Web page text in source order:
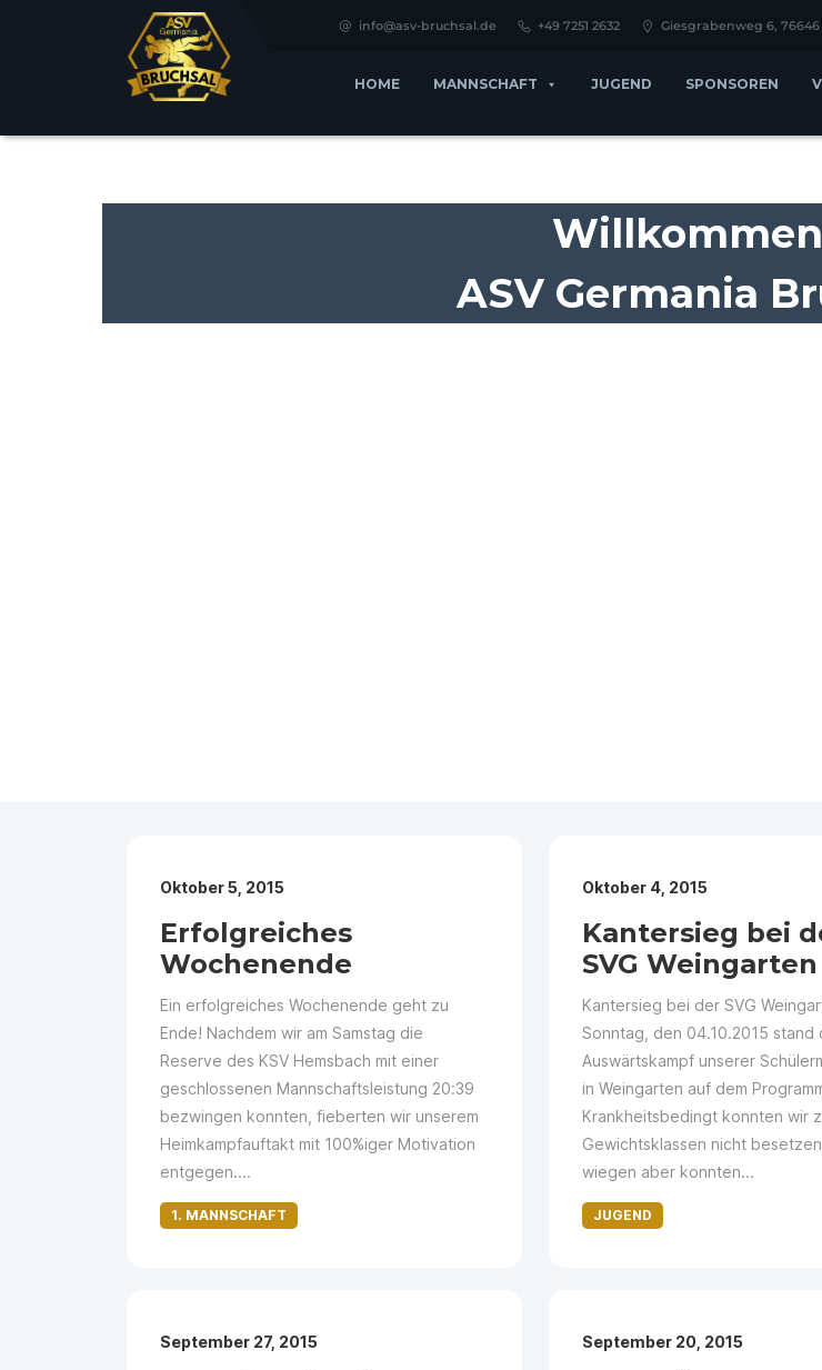
info@asv-bruchsal.de +49 7251 2632 Giesgrabenweg 6,
HOME MANNSCHAFT JUGEND SPONSOREN
ASV Germania
Oktober 5, 2015
Erfolgreiches
Wochenende
Ein erfolgreiches Wochenende geht zu
Ende! Nachdem wir am Samstag die
Reserve des KSV Hemsbach mit einer
geschlossenen Mannschaftsleistung 20:39
bezwingen konnten, fieberten wir unserem
Heimkampfauftakt mit 100%iger Motivation
entgegen....
1. MANNSCHAFT
Oktober 4, 2015
Kantersieg bei
SVG Weingarten
Kantersieg bei der SVG
Sonntag, den 04.10.2015 stand
Auswärtskampf unserer
in Weingarten auf dem
Krankheitsbedingt konnten wir
Gewichtsklassen nicht
wiegen aber konnten...
JUGEND
September 27, 2015 September 20, 2015